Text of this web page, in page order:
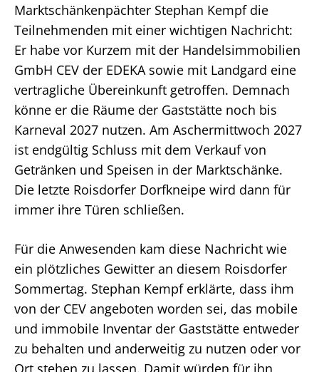
Marktschänkenpächter Stephan Kempf die
Teilnehmenden mit einer wichtigen Nachricht:
Er habe vor Kurzem mit der Handelsimmobilien
GmbH CEV der EDEKA sowie mit Landgard eine
vertragliche Übereinkunft getroffen. Demnach
könne er die Räume der Gaststätte noch bis
Karneval 2027 nutzen. Am Aschermittwoch 2027
ist endgültig Schluss mit dem Verkauf von
Getränken und Speisen in der Marktschänke.
Die letzte Roisdorfer Dorfkneipe wird dann für
immer ihre Türen schließen.
Für die Anwesenden kam diese Nachricht wie
ein plötzliches Gewitter an diesem Roisdorfer
Sommertag. Stephan Kempf erklärte, dass ihm
von der CEV angeboten worden sei, das mobile
und immobile Inventar der Gaststätte entweder
zu behalten und anderweitig zu nutzen oder vor
Ort stehen zu lassen. Damit würden für ihn